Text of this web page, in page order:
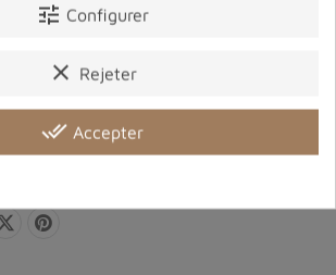
80 € d’achat en France métropolitaine.
100 € pour la Belgique
fabriqués sans émission de gaz
carbonique
tune Configurer
clear Rejeter
done_all Accepter